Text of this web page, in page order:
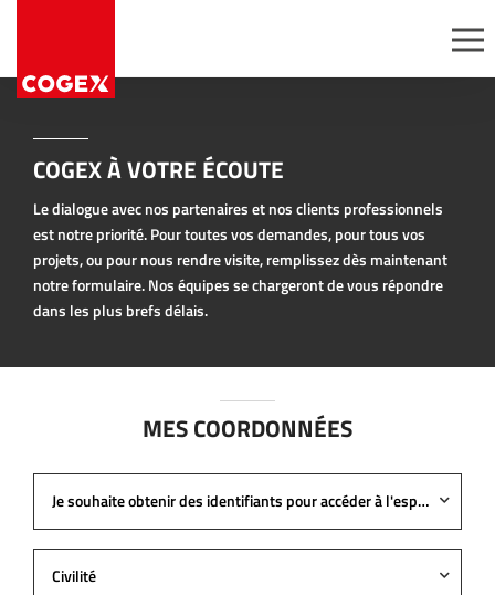
Expertise
Gammes
permanentes
Offres
promotionnelles
Opérations avec
services
Conditionnement à
Postes ouverts
Candidatures
spontanées
COGEX À VOTRE ÉCOUTE
Le dialogue avec nos partenaires et nos clients professionnels
est notre priorité. Pour toutes vos demandes, pour tous vos
projets, ou pour nous rendre visite, remplissez dès maintenant
notre formulaire. Nos équipes se chargeront de vous répondre
dans les plus brefs délais.
MES COORDONNÉES
Je souhaite obtenir des identifiants pour accéder à l'espace pro
Civilité